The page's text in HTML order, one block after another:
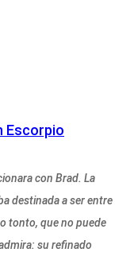
Escorpio
con Brad. La
destinada a ser entre
tonto, que no puede
su refinado